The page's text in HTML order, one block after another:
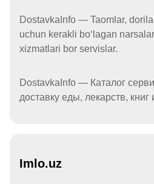
DostavkaInfo — Taomlar,
uchun kerakli boʻlagan
xizmatlari bor servislar.
DostavkaInfo — Каталог
доставку еды, лекарств,
Imlo.uz